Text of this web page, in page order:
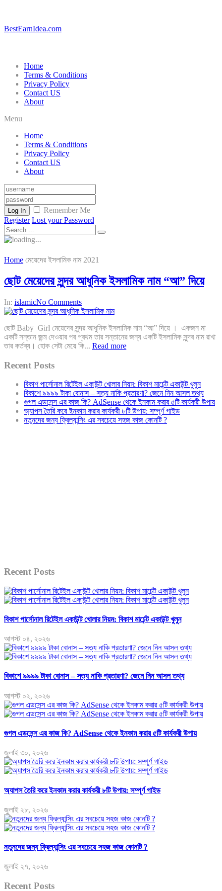
BestEarnIdea.com
Home
Terms & Conditions
Privacy Policy
Contact US
About
Menu
Home
Terms & Conditions
Privacy Policy
Contact US
About
Log In
Remember Me
Register Lost your Password
Home মেয়েদের ইসলামিক নাম 2021
ছোট মেয়েদের সুন্দর আধুনিক ইসলামিক নাম “আ” দিয়ে
In: islamicNo Comments
ছোট Baby Girl মেয়েদের সুন্দর আধুনিক ইসলামিক নাম “আ” দিয়ে । একজন মা
একটি সন্তান জন্ম দেওয়ার পর প্রথম তার সন্তানের জন্য একটি ইসলামিক সুন্দর নাম রাখা
তার কর্তব্য। হোক সেটা মেয়ে কি... Read more
Recent Posts
বিকাশ পার্সোনাল রিটেইল একাউন্ট খোলার নিয়ম: বিকাশ মার্চেন্ট একাউন্ট খুলুন
বিকাশে ৯৯৯৯ টাকা বোনাস – সত্য নাকি প্রতারণা? জেনে নিন আসল তথ্য
গুগল এডসেন্স এর কাজ কি? AdSense থেকে ইনকাম করার ৫টি কার্যকরী উপায়
অ্যাপস তৈরি করে ইনকাম করার কার্যকরী ৮টি উপায়: সম্পূর্ণ গাইড
নতুনদের জন্য ফ্রিল্যান্সিং এর সবচেয়ে সহজ কাজ কোনটি ?
Recent Posts
বিকাশ পার্সোনাল রিটেইল একাউন্ট খোলার নিয়ম: বিকাশ মার্চেন্ট একাউন্ট খুলুন
আগস্ট ০৪, ২০২৬
বিকাশে ৯৯৯৯ টাকা বোনাস – সত্য নাকি প্রতারণা? জেনে নিন আসল তথ্য
আগস্ট ০২, ২০২৬
গুগল এডসেন্স এর কাজ কি? AdSense থেকে ইনকাম করার ৫টি কার্যকরী উপায়
জুলাই ৩০, ২০২৬
অ্যাপস তৈরি করে ইনকাম করার কার্যকরী ৮টি উপায়: সম্পূর্ণ গাইড
জুলাই ২৮, ২০২৬
নতুনদের জন্য ফ্রিল্যান্সিং এর সবচেয়ে সহজ কাজ কোনটি ?
জুলাই ২৭, ২০২৬
Recent Posts